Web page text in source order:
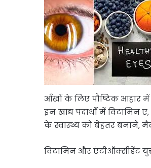
आँखों के लिए पौष्टिक आहार में
इन खाद्य पदार्थों में
के स्वास्थ्य को बेहतर बनाने,
विटामिन और एंटीऑक्सीडेंट